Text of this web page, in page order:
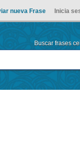
nueva Frase Inicia
Buscar frases